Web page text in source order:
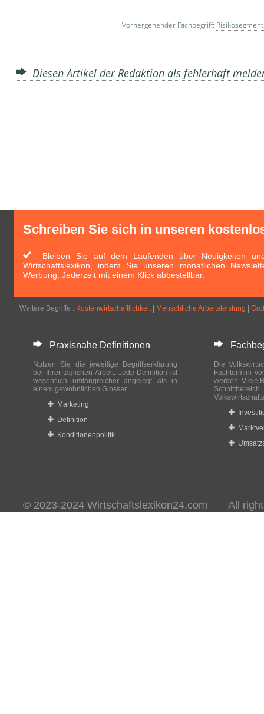
Vorhergehender Fachbegriff:
Diesen Artikel der Redaktion als fehlerhaft
Schreiben Sie sich in unseren
Bleiben Sie auf dem Laufenden über Neuigkeiten
Wirtschaftslexikon, indem Sie unseren monatlichen
Werbung. Jederzeit mit einem Klick abbestellbar.
Weitere Begriffe : Kostenwirtschaftlichkeit| Menschliche Arbeitsleistung
Praxisnahe Definitionen
Nutzen Sie die jeweilige Begriffserklärung
bei Ihrer täglichen Arbeit. Jede Definition ist
wesentlich umfangreicher angelegt als in
einem gewöhnlichen Glossar.
Marketing
Definition
Konditionenpolitik
Die
Fachtermini
werden. Viele
© 2023-2024 Wirtschaftslexikon24.com All